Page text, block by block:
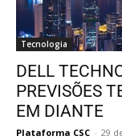
Tecnologia
DELL
PREVISÕES
EM DIANTE
Plataforma CSC - 29